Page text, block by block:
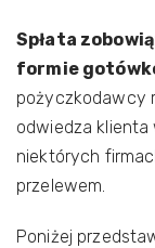
Spłata
formie
pożyczkodawcy
odwiedza klienta
niektórych
przelewem.
Poniżej